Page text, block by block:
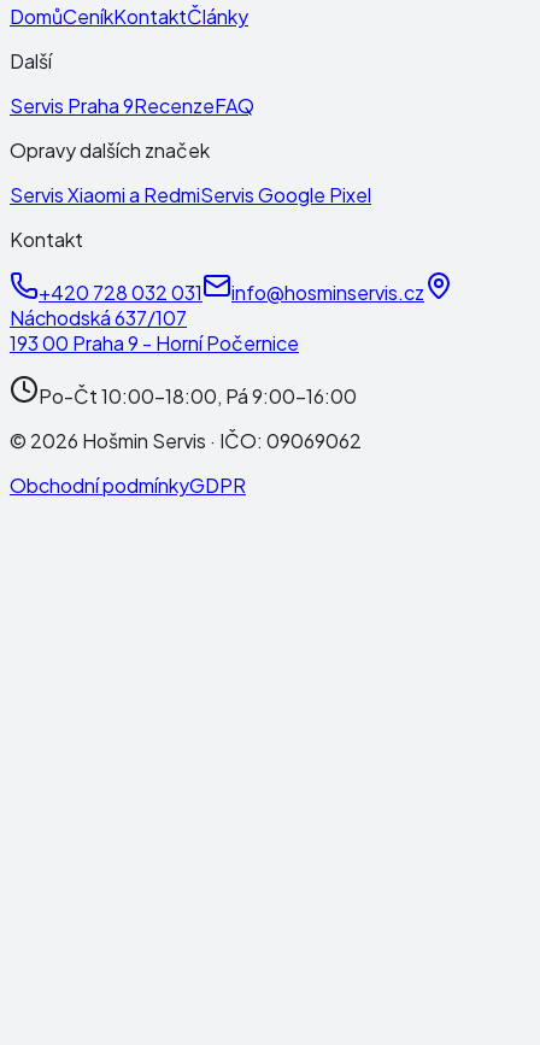
DomůCeníkKontaktČlánky
Další
Servis Praha 9RecenzeFAQ
Opravy dalších značek
Servis Xiaomi a RedmiServis Google Pixel
Kontakt
+420 728 032 031
info@hosminservis.cz
Náchodská 637/107
193 00 Praha 9 - Horní Počernice
Po-Čt 10:00-18:00, Pá 9:00-16:00
© 2026 Hošmin Servis · IČO: 09069062
Obchodní podmínkyGDPR